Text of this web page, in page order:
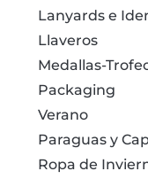
Lanyards e
Llaveros
Medallas-
Packaging
Verano
Paraguas y
Ropa de